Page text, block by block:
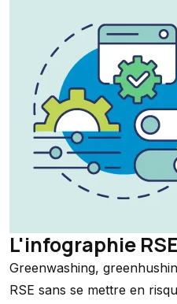
L'infographie
Greenwashing,
RSE sans se mettre en